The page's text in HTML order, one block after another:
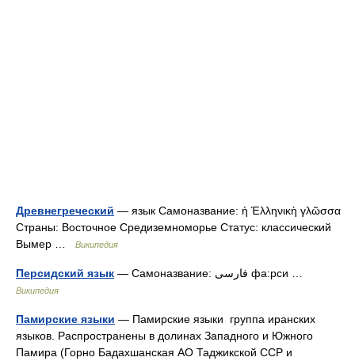
Древнегреческий — язык Самоназвание: ἡ Ἑλληνικὴ γλῶσσα
Страны: Восточное Средиземноморье Статус: классический
Вымер …
Википедия
Персидский язык — Самоназвание: فارسی фа:рси …
Википедия
Памирские языки — Памирские языки группа иранских
языков. Распространены в долинах Западного и Южного
Памира (Горно Бадахшанская АО Таджикской ССР и